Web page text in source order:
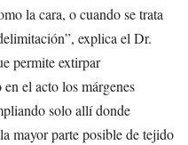
la cara, o cuando se trata
explica el Dr.
permite extirpar
el acto los márgenes
solo allí donde
mayor parte posible de tejido